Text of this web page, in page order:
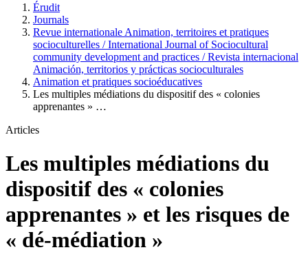
Érudit
Journals
Revue internationale Animation, territoires et pratiques
socioculturelles / International Journal of Sociocultural
community development and practices / Revista internacional
Animación, territorios y prácticas socioculturales
Animation et pratiques socioéducatives
Les multiples médiations du dispositif des « colonies
apprenantes » …
Articles
Les multiples médiations du
dispositif des « colonies
apprenantes » et les risques de
« dé-médiation »